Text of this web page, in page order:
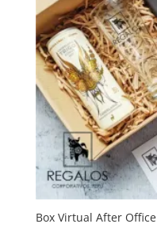
Box Virtual After Office